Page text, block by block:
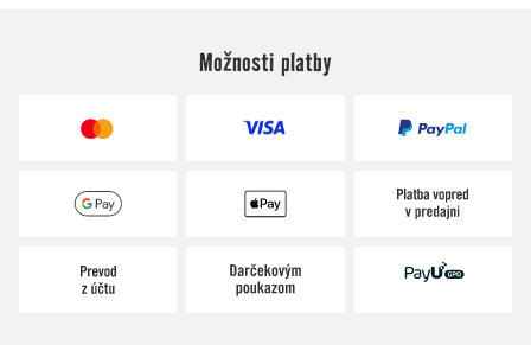
Možnosti platby